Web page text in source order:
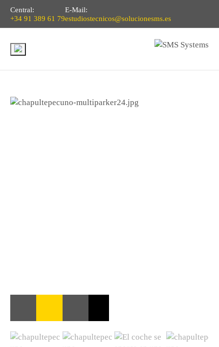
Central:
+34 91 389 61 79
E-Mail:
estudiostecnicos@solucionesms.es